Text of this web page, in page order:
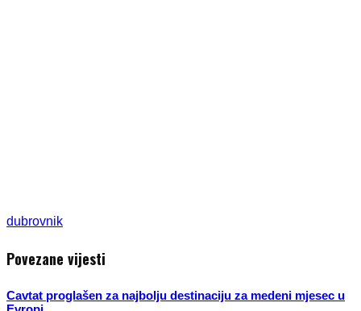
dubrovnik
Povezane vijesti
Cavtat proglašen za najbolju destinaciju za medeni mjesec u